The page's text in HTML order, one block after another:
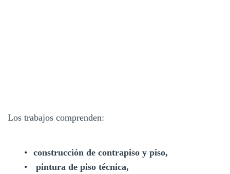
Los trabajos comprenden:
construcción de contrapiso y piso,
pintura de piso técnica,